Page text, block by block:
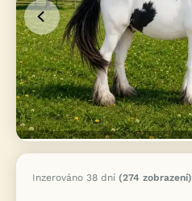
Inzerováno 38 dní (274 zobrazení)